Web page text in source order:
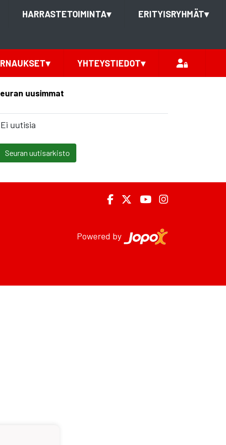
HARRASTETOIMINTA▾ ERITYISRYHMÄT▾
▾ YHTEYSTIEDOT▾
uusimmat
Ei uutisia
Seuran uutisarkisto
Powered by